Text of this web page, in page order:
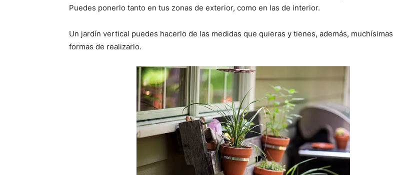
Puedes ponerlo tanto en tus zonas de exterior, como en las de interior.
Un jardín vertical puedes hacerlo de las medidas que quieras y tienes, además, muchísimas
formas de realizarlo.